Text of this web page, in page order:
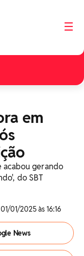
☰
em
gerando
do SBT
01/2025 às 16:16
News